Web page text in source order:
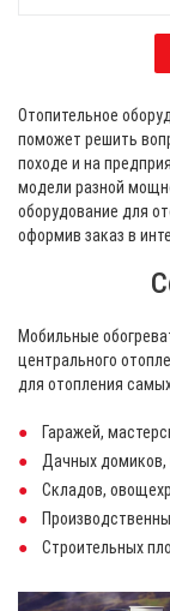
Отопительное
поможет решить
походе и на
модели разной
оборудование для
оформив заказ в
Мобильные
центрального
для отопления
Гаражей,
Дачных домиков,
Складов,
Строительных